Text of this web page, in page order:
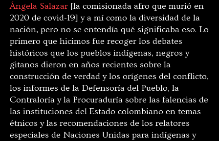
Ángela Salazar [la comisionada afro que murió en
2020 de covid-19] y a mí como la diversidad de la
nación, pero no se entendía qué significaba eso. Lo
primero que hicimos fue recoger los debates
históricos que los pueblos indígenas, negros y
gitanos dieron en años recientes sobre la
construcción de verdad y los orígenes del conflicto,
los informes de la Defensoría del Pueblo, la
Contraloría y la Procuraduría sobre las falencias de
las instituciones del Estado colombiano en temas
étnicos y las recomendaciones de los relatores
especiales de Naciones Unidas para indígenas y